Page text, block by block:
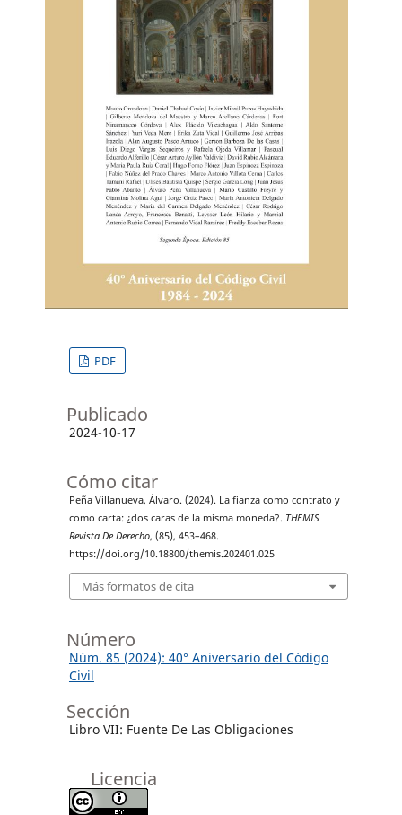
PDF
Publicado
2024-10-17
Cómo citar
Peña Villanueva, Álvaro. (2024). La fianza como contrato y
como carta: ¿dos caras de la misma moneda?. THEMIS
Revista De Derecho, (85), 453–468.
https://doi.org/10.18800/themis.202401.025
Más formatos de cita
Número
Núm. 85 (2024): 40° Aniversario del Código
Civil
Sección
Libro VII: Fuente De Las Obligaciones
Licencia